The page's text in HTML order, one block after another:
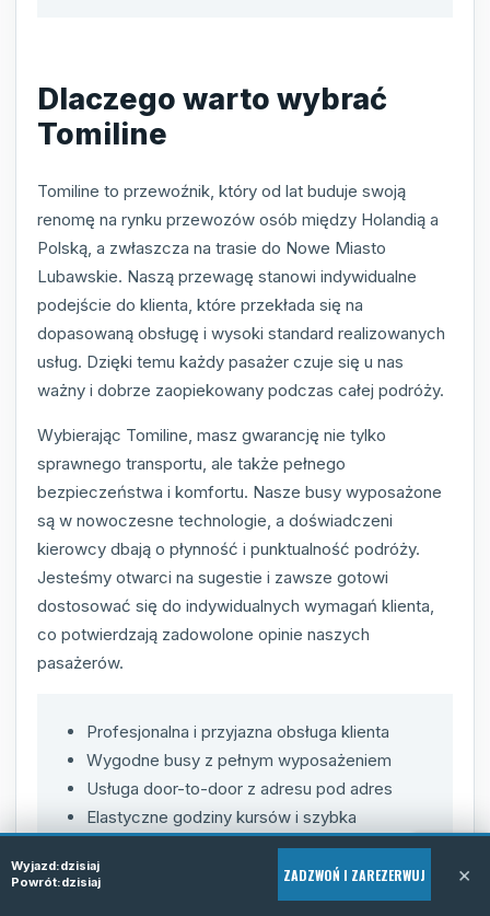
Dlaczego warto wybrać
Tomiline
Tomiline to przewoźnik, który od lat buduje swoją
renomę na rynku przewozów osób między Holandią a
Polską, a zwłaszcza na trasie do Nowe Miasto
Lubawskie. Naszą przewagę stanowi indywidualne
podejście do klienta, które przekłada się na
dopasowaną obsługę i wysoki standard realizowanych
usług. Dzięki temu każdy pasażer czuje się u nas
ważny i dobrze zaopiekowany podczas całej podróży.
Wybierając Tomiline, masz gwarancję nie tylko
sprawnego transportu, ale także pełnego
bezpieczeństwa i komfortu. Nasze busy wyposażone
są w nowoczesne technologie, a doświadczeni
kierowcy dbają o płynność i punktualność podróży.
Jesteśmy otwarci na sugestie i zawsze gotowi
dostosować się do indywidualnych wymagań klienta,
co potwierdzają zadowolone opinie naszych
pasażerów.
Profesjonalna i przyjazna obsługa klienta
Wygodne busy z pełnym wyposażeniem
Usługa door-to-door z adresu pod adres
Elastyczne godziny kursów i szybka
Wysoka dbałość o bezpieczeństwo
Konkurencyjne warunki cenowe
Wyjazd:dzisiaj
Powrót:dzisiaj ZADZWOŃ I ZAREZERWUJ ×